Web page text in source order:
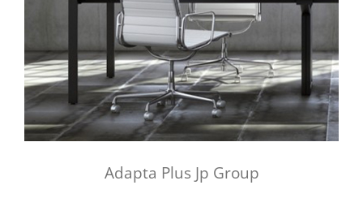
Adapta Plus Jp Group